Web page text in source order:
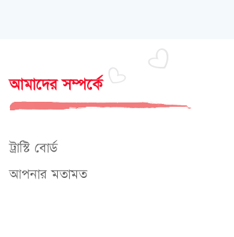
আমাদের সম্পর্কে
ট্রাস্টি বোর্ড
আপনার মতামত